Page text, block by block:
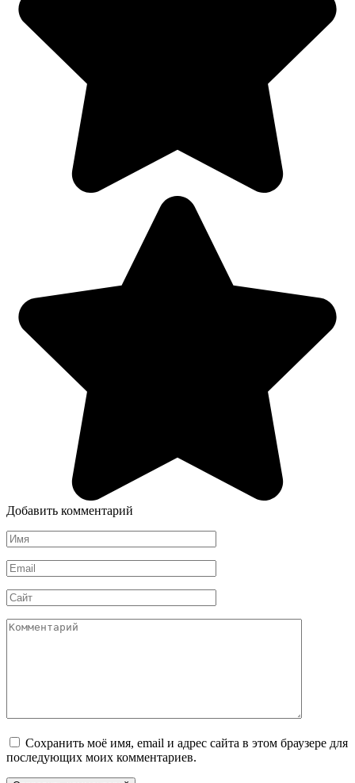
Добавить комментарий
Имя
*
Email
*
Сайт
Комментарий
Сохранить моё имя, email и адрес сайта в этом браузере для
последующих моих комментариев.